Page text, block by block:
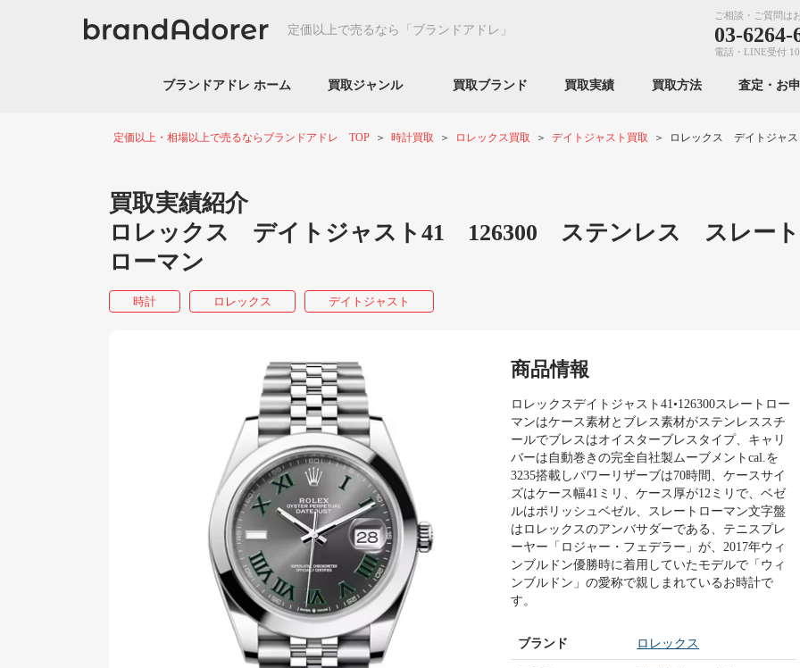
定価以上で売るなら 「ブランドアドレ」
ご相談・ご質問は
03-6264-
電話・LINE受付
ブランドアドレ ホーム 買取ジャンル 買取ブランド 買取実績 買取方法 査定・お
定価以上・相場以上で売るならブランドアドレ TOP 時計買取 ロレックス買取 デイトジャスト買取 ロレックス デイトジャ
買取実績紹介
ロレックス デイトジャスト41 126300 ステンレス スレート
ローマン
時計 ロレックス デイトジャスト
商品情報
ロレックスデイトジャスト41•126300スレートロー
マンはケース素材とブレス素材がステンレススチ
ールでブレスはオイスターブレスタイプ、キャリ
バーは自動巻きの完全自社製ムーブメントcal.を
3235搭載しパワーリザーブは70時間、ケースサイ
ズはケース幅41ミリ、ケース厚が12ミリで、ベゼ
ルはポリッシュベゼル、スレートローマン文字盤
はロレックスのアンバサダーである、テニスプレ
ーヤー「ロジャー・フェデラー」が、2017年ウィ
ンブルドン優勝時に着用していたモデルで「ウィ
ンブルドン」の愛称で親しまれているお時計で
す。
ブランド ロレックス